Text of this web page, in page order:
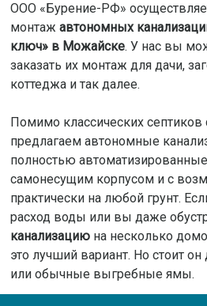
ООО «Бурение-РФ»
монтаж автономных
ключ» в Можайске. У нас вы
заказать их монтаж для дачи,
коттеджа и так далее.
Помимо классических
предлагаем автономные
полностью
самонесущим корпусом и с
практически на любой грунт.
расход воды или вы даже
канализациюна несколько
это лучший вариант. Но стоит
или обычные выгребные ямы.